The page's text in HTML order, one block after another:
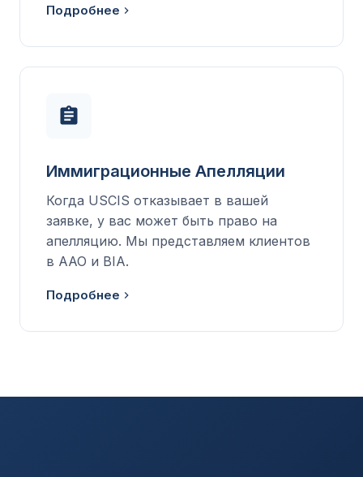
Подробнее
Иммиграционные Апелляции
Когда USCIS отказывает в вашей
заявке, у вас может быть право на
апелляцию. Мы представляем клиентов
в AAO и BIA.
Подробнее